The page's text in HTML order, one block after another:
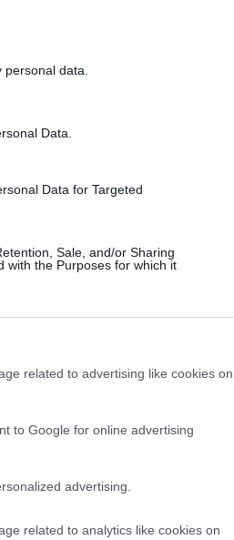
data.
Data.
Data for Targeted
Sale, and/or Sharing
with the Purposes for which it
related to advertising like cookies on
to Google for online advertising
advertising.
related to analytics like cookies on